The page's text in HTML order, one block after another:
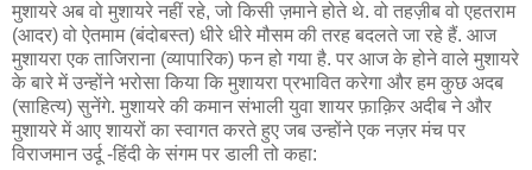
मुशायरे अब वो मुशायरे नहीं रहे, जो किसी ज़माने होते थे. वो तहज़ीब वो एहतराम
(आदर) वो ऐतमाम (बंदोबस्त) धीरे धीरे मौसम की तरह बदलते जा रहे हैं. आज
मुशायरा एक ताजिराना (व्यापारिक) फन हो गया है. पर आज के होने वाले मुशायरे
के बारे में उन्होंने भरोसा किया कि मुशायरा प्रभावित करेगा और हम कुछ अदब
(साहित्य) सुनेंगे. मुशायरे की कमान संभाली युवा शायर फ़ाक़िर अदीब ने और
मुशायरे में आए शायरों का स्वागत करते हुए जब उन्होंने एक नज़र मंच पर
विराजमान उर्दू -हिंदी के संगम पर डाली तो कहा: